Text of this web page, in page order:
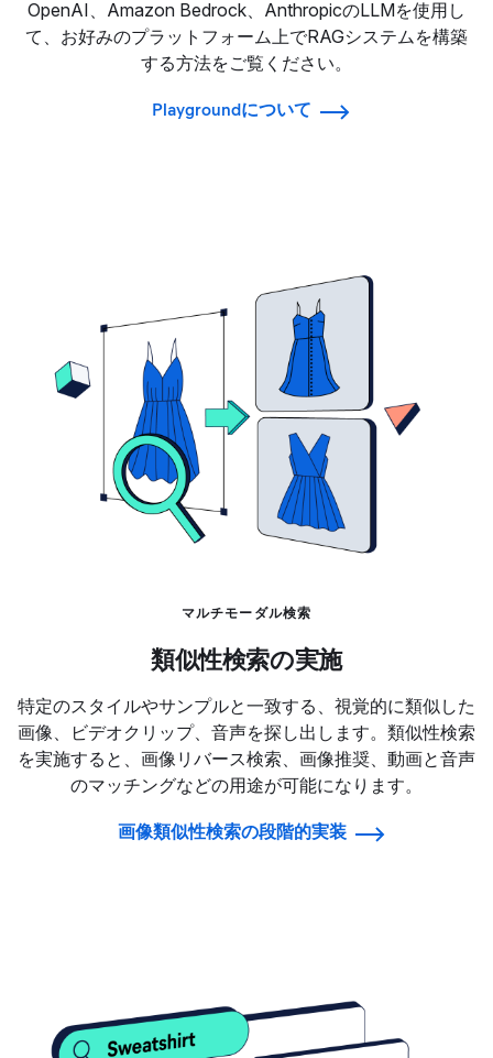
OpenAI、Amazon Bedrock、AnthropicのLLMを使用し
て、お好みのプラットフォーム上でRAGシステムを構築
する方法をご覧ください。
Playgroundについて
マルチモーダル検索
類似性検索の実施
特定のスタイルやサンプルと一致する、視覚的に類似した
画像、ビデオクリップ、音声を探し出します。類似性検索
を実施すると、画像リバース検索、画像推奨、動画と音声
のマッチングなどの用途が可能になります。
画像類似性検索の段階的実装